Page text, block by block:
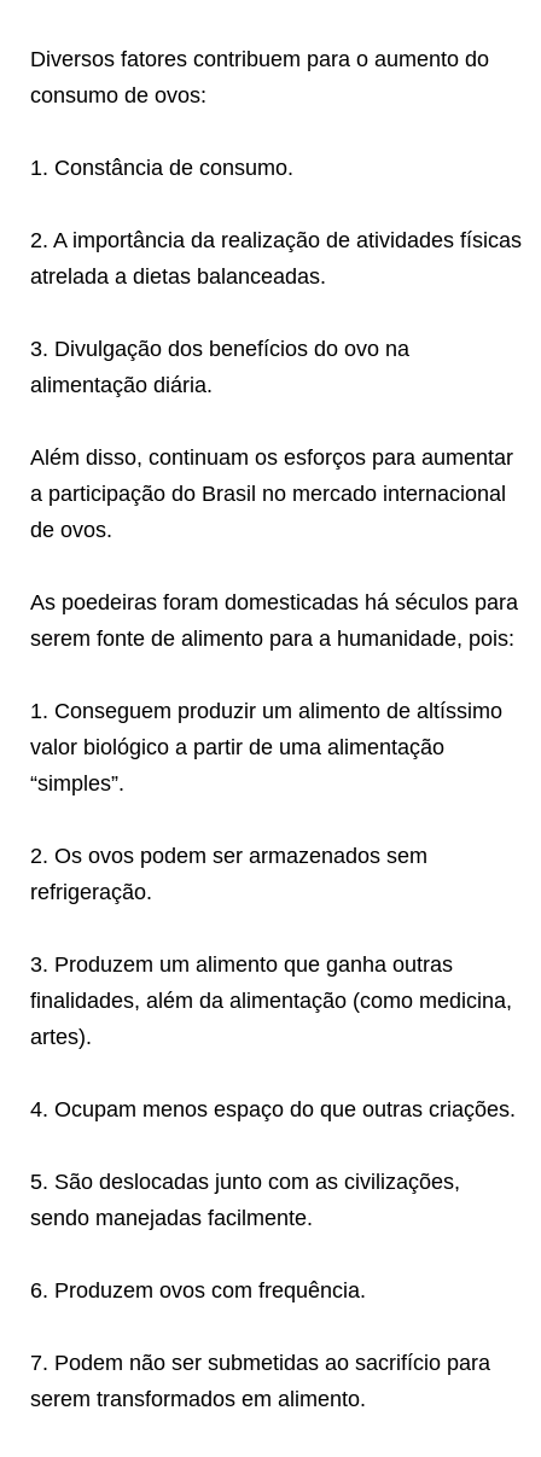
Diversos fatores contribuem para o aumento do
consumo de ovos:
1. Constância de consumo.
2. A importância da realização de atividades físicas
atrelada a dietas balanceadas.
3. Divulgação dos benefícios do ovo na
alimentação diária.
Além disso, continuam os esforços para aumentar
a participação do Brasil no mercado internacional
de ovos.
As poedeiras foram domesticadas há séculos para
serem fonte de alimento para a humanidade, pois:
1. Conseguem produzir um alimento de altíssimo
valor biológico a partir de uma alimentação
“simples”.
2. Os ovos podem ser armazenados sem
refrigeração.
3. Produzem um alimento que ganha outras
finalidades, além da alimentação (como medicina,
artes).
4. Ocupam menos espaço do que outras criações.
5. São deslocadas junto com as civilizações,
sendo manejadas facilmente.
6. Produzem ovos com frequência.
7. Podem não ser submetidas ao sacrifício para
serem transformados em alimento.